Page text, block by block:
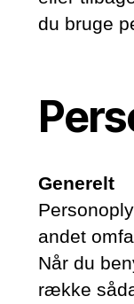
du bruge
Generelt
andet
Når du
række